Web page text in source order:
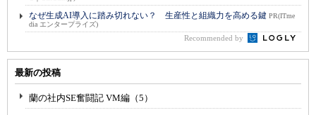
なぜ生成AI導入に踏み切れない？ 生産性と組織力を高める鍵 PR(ITme
dia エンタープライズ)
Recommended by
最新の投稿
蘭の社内SE奮闘記 VM編（5）